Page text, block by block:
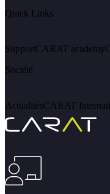
Quick Links
SupportCARAT academy
Société
ActualitésCARAT